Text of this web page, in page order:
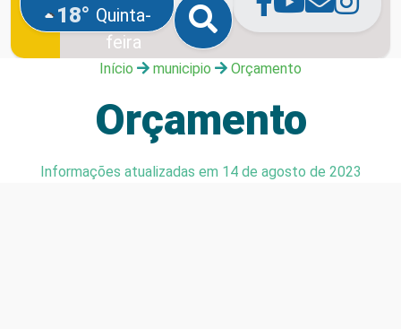
18° Quinta-
feira
6 de agosto de
Início municipio Orçamento
Orçamento
Informações atualizadas em 14 de agosto de 2023